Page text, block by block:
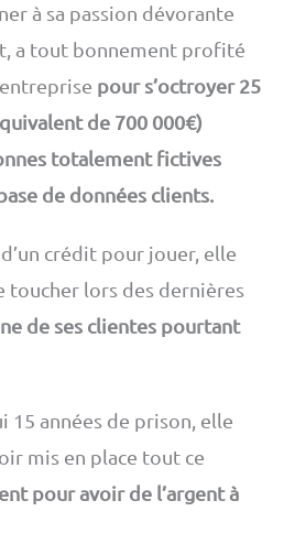
à sa passion dévorante
a tout bonnement profité
pour s’octroyer 25
de 700 000€)
totalement fictives
de données clients.
crédit pour jouer, elle
toucher lors des dernières
de ses clientes pourtant
15 années de prison, elle
mis en place tout ce
pour avoir de l’argent à